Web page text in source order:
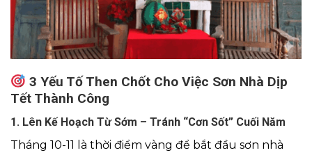
3 Yếu Tố Then Chốt Cho Việc Sơn Nhà Dịp
Tết Thành Công
1. Lên Kế Hoạch Từ Sớm – Tránh “Cơn Sốt” Cuối Năm
Tháng 10-11 là thời điểm vàng để bắt đầu sơn nhà